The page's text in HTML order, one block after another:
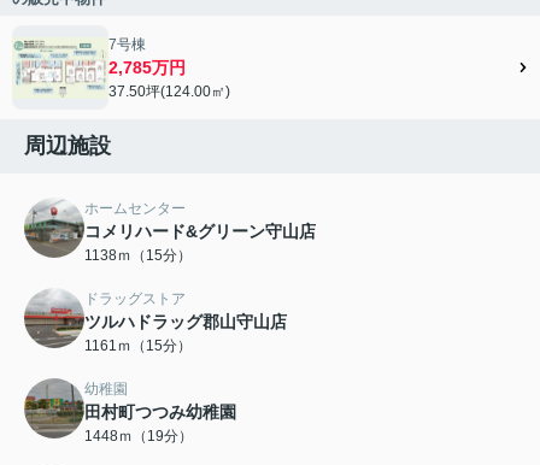
7号棟
2,785万円
37.50坪(124.00㎡)
周辺施設
ホームセンター
コメリハード&グリーン守山店
1138ｍ（15分）
ドラッグストア
ツルハドラッグ郡山守山店
1161ｍ（15分）
幼稚園
田村町つつみ幼稚園
1448ｍ（19分）